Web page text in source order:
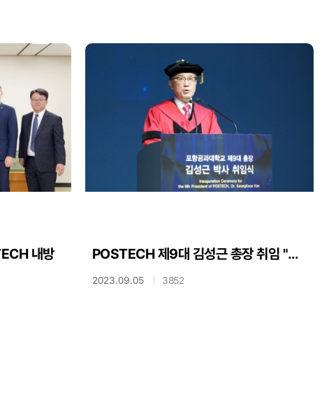
내방 POSTECH 제9대 김성근 총장 취임 "세계무대로 제2의 도약을"
2023.09.05 3852